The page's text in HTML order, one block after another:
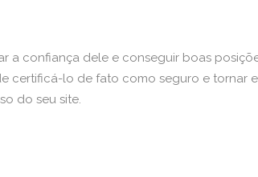
a confiança dele e conseguir boas
certificá-lo de fato como seguro e tornar
do seu site.